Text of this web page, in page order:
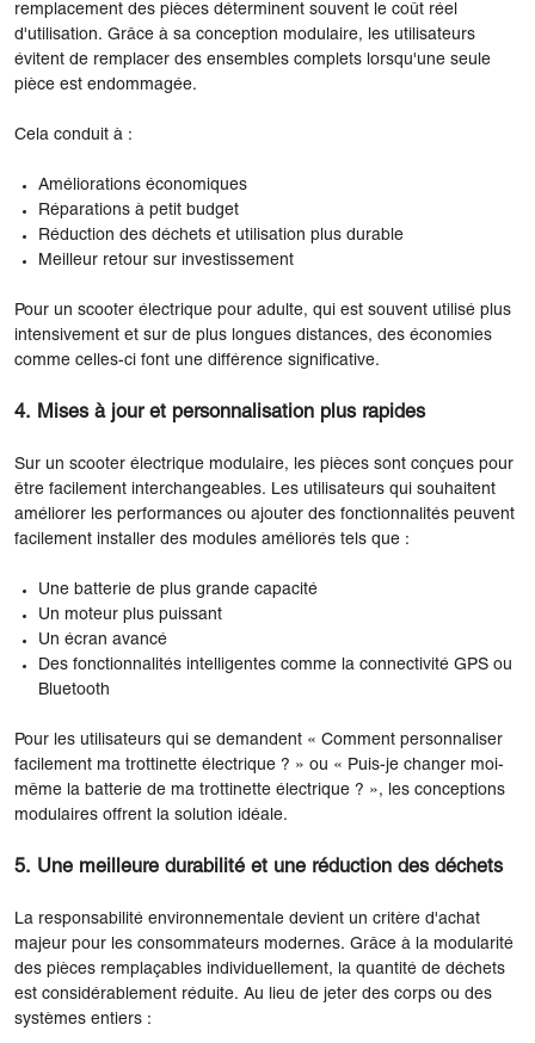
remplacement des pièces déterminent souvent le coût réel
d'utilisation. Grâce à sa conception modulaire, les utilisateurs
évitent de remplacer des ensembles complets lorsqu'une seule
pièce est endommagée.
Cela conduit à :
Améliorations économiques
Réparations à petit budget
Réduction des déchets et utilisation plus durable
Meilleur retour sur investissement
Pour un scooter électrique pour adulte, qui est souvent utilisé plus
intensivement et sur de plus longues distances, des économies
comme celles-ci font une différence significative.
4. Mises à jour et personnalisation plus rapides
Sur un scooter électrique modulaire, les pièces sont conçues pour
être facilement interchangeables. Les utilisateurs qui souhaitent
améliorer les performances ou ajouter des fonctionnalités peuvent
facilement installer des modules améliorés tels que :
Une batterie de plus grande capacité
Un moteur plus puissant
Un écran avancé
Des fonctionnalités intelligentes comme la connectivité GPS ou
Bluetooth
Pour les utilisateurs qui se demandent « Comment personnaliser
facilement ma trottinette électrique ? » ou « Puis-je changer moi-
même la batterie de ma trottinette électrique ? », les conceptions
modulaires offrent la solution idéale.
5. Une meilleure durabilité et une réduction des déchets
La responsabilité environnementale devient un critère d'achat
majeur pour les consommateurs modernes. Grâce à la modularité
des pièces remplaçables individuellement, la quantité de déchets
est considérablement réduite. Au lieu de jeter des corps ou des
systèmes entiers :